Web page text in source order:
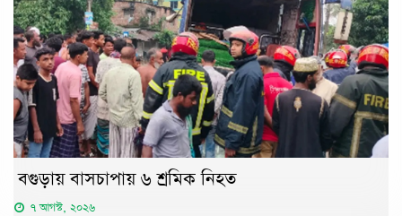
বগুড়ায় বাসচাপায় ৬ শ্রমিক নিহত
৭ আগস্ট, ২০২৬